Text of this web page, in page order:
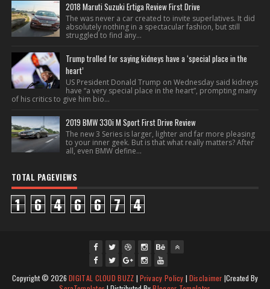
2018 Maruti Suzuki Ertiga Review First Drive
The was never a car created to invite superlatives. It did
absolutely nothing in a spectacular fashion, but still
struggled to find any...
Trump trolled for saying kidneys have a ‘special place in the
heart’
US President Donald Trump on Wednesday said kidneys
have “a very special place in the heart”, prompting many
of his critics to give him bio...
2019 BMW 330i M Sport First Drive Review
The new 3 Series is larger, lighter and far more pleasing
to your inner geek. But is that what really matters? After
all, even BMW define...
TOTAL PAGEVIEWS
1 6 4 6 6 7 4
fac
ebo
twi
tte
gpl
usJ
ins
tag
you
tub
Copyright ©2026DIGITAL CLOUD BUZZ | Privacy Policy | Disclaimer |Created By